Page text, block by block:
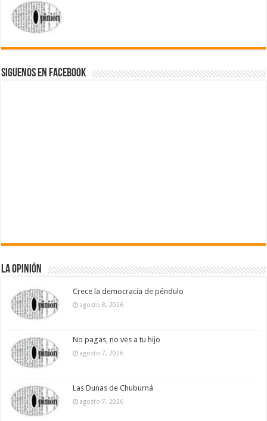
Siguenos en Facebook
La Opinión
Crece la democracia de péndulo
agosto 8, 2026
No pagas, no ves a tu hijo
agosto 7, 2026
Las Dunas de Chuburná
agosto 7, 2026